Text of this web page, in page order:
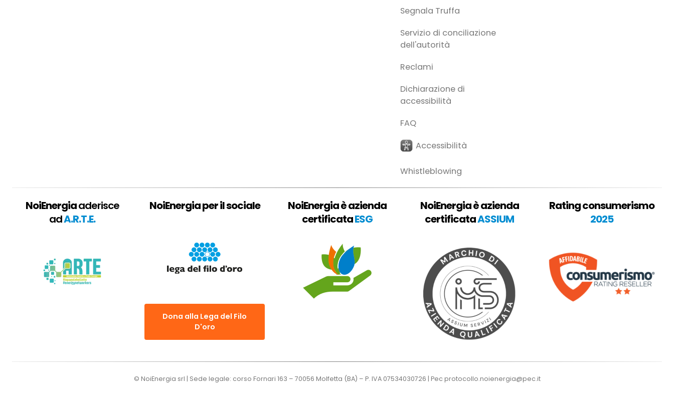
Segnala Truffa
Servizio di conciliazione
dell'autorità
Reclami
Dichiarazione di
accessibilità
FAQ
Accessibilità
Whistleblowing
NoiEnergiaaderisce
adA.R.T.E.
NoiEnergia per il sociale
Dona alla Lega del Filo
D'oro
NoiEnergia è azienda
certificataESG
NoiEnergia è azienda
certificataASSIUM
Rating consumerismo
2025
© NoiEnergia srl | Sede legale: corso Fornari 163 – 70056 Molfetta (BA) – P. IVA 07534030726 | Pec protocollo.noienergia@pec.it